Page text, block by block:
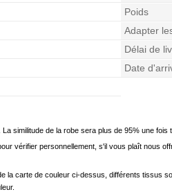
Poids
Adapter
Délai de
Date
similitude de la robe sera plus de 95% une fois
vérifier personnellement, s'il vous plaît nous
la carte de couleur ci-dessus, différents tissus